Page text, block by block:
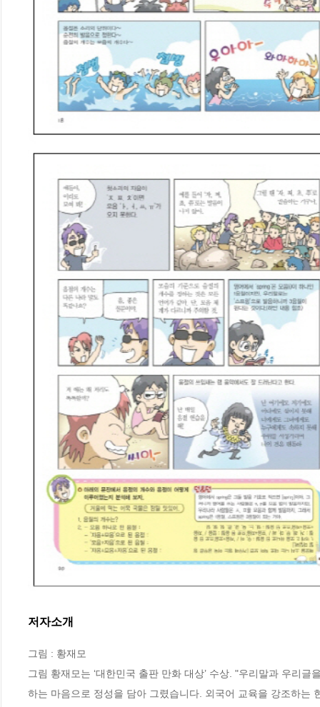
저자소개
그림 : 황재모
그림 황재모는 ‘대한민국 출판 만화 대상’ 수상. "우리말과 우리
하는 마음으로 정성을 담아 그렸습니다. 외국어 교육을 강조하는